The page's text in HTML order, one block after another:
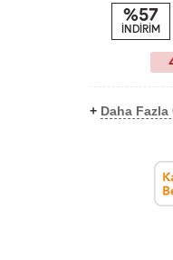
%57
İNDİRİM
+ Daha